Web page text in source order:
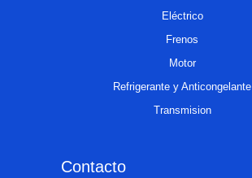
Eléctrico
Frenos
Motor
Refrigerante y Anticongelante
Transmision
Contacto